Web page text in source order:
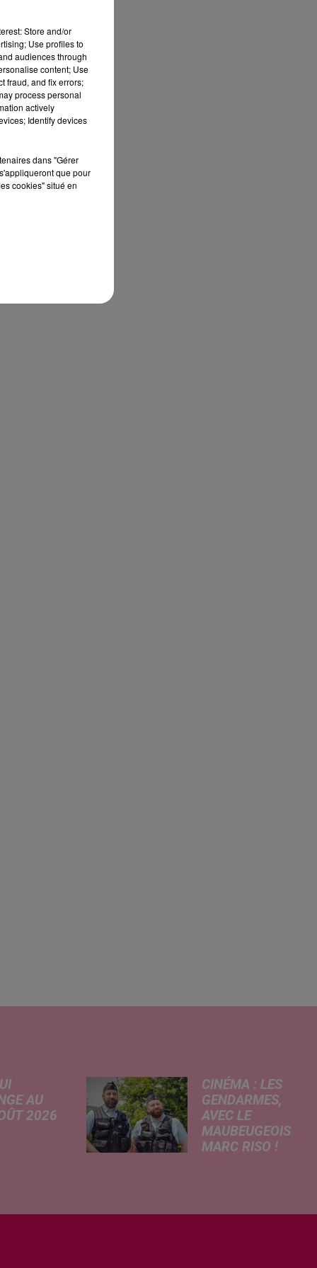
AU
2026
sur le
CINÉMA : LES
GENDARMES,
AVEC LE
MAUBEUGEOIS
MARC RISO !
de la célèbre bande
Store and/or
Use profiles to
audiences through
content; Use
fraud, and fix errors;
process personal
actively
Identify devices
dans "Gérer
que pour
cookies" situé en